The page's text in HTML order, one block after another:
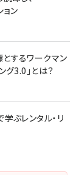
ン
とするワークマン
グ3.0」とは？
ぶレンタル・リ